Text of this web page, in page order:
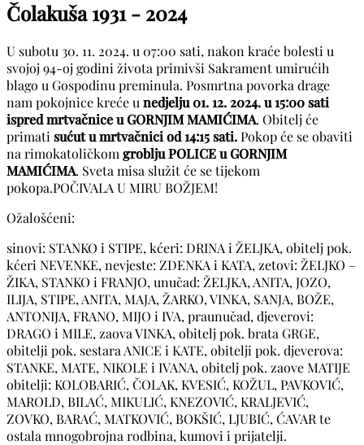
Čolakuša1931 - 2024
U subotu 30. 11. 2024. u 07:00 sati, nakon kraće bolesti u
svojoj 94-oj godini života primivši Sakrament umirućih
blago u Gospodinu preminula. Posmrtna povorka drage
nam pokojnice kreće u nedjelju 01. 12. 2024. u 15:00 sati
ispred mrtvačnice u GORNJIM MAMIĆIMA. Obitelj će
primati sućut u mrtvačnici od 14:15 sati.Pokop će se obaviti
na rimokatoličkom groblju POLICE u GORNJIM
MAMIĆIMA. Sveta misa služit će se tijekom
pokopa.POČIVALA U MIRU BOŽJEM!
Ožalošćeni:
sinovi: STANKO i STIPE, kćeri: DRINA i ŽELJKA, obitelj pok.
kćeri NEVENKE, nevjeste: ZDENKA i KATA, zetovi: ŽELJKO –
ŽIKA, STANKO i FRANJO, unučad: ŽELJKA, ANITA, JOZO,
ILIJA, STIPE, ANITA, MAJA, ŽARKO, VINKA, SANJA, BOŽE,
ANTONIJA, FRANO, MIJO i IVA, praunučad, djeverovi:
DRAGO i MILE, zaova VINKA, obitelj pok. brata GRGE,
obitelji pok. sestara ANICE i KATE, obitelji pok. djeverova:
STANKE, MATE, NIKOLE i IVANA, obitelj pok. zaove MATIJE
obitelji: KOLOBARIĆ, ČOLAK, KVESIĆ, KOŽUL, PAVKOVIĆ,
MAROLD, BILAĆ, MIKULIĆ, KNEZOVIĆ, KRALJEVIĆ,
ZOVKO, BARAĆ, MATKOVIĆ, BOKŠIĆ, LJUBIĆ, ĆAVAR te
ostala mnogobrojna rodbina, kumovi i prijatelji.